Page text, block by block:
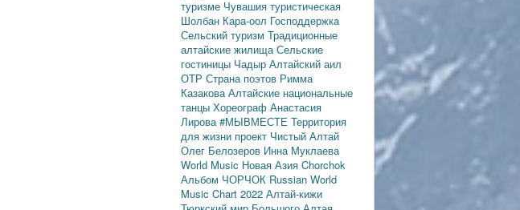
туризме Чувашия туристическая
Шолбан Кара-оол Господдержка
Сельский туризм Традиционные
алтайские жилищаСельские
гостиницы Чадыр Алтайский аил
ОТР Страна поэтов Римма
КазаковаАлтайские национальные
танцы Хореограф Анастасия
Лирова#МЫВМЕСТЕ Территория
для жизни проект Чистый Алтай
Олег Белозеров Инна Муклаева
World Music Новая Азия Chorchok
Альбом ЧОРЧОК Russian World
Music Chart 2022 Алтай-кижи